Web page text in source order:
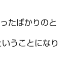
たばかりのと
うことになり